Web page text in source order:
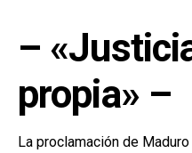
–
propia» –
La proclamación de